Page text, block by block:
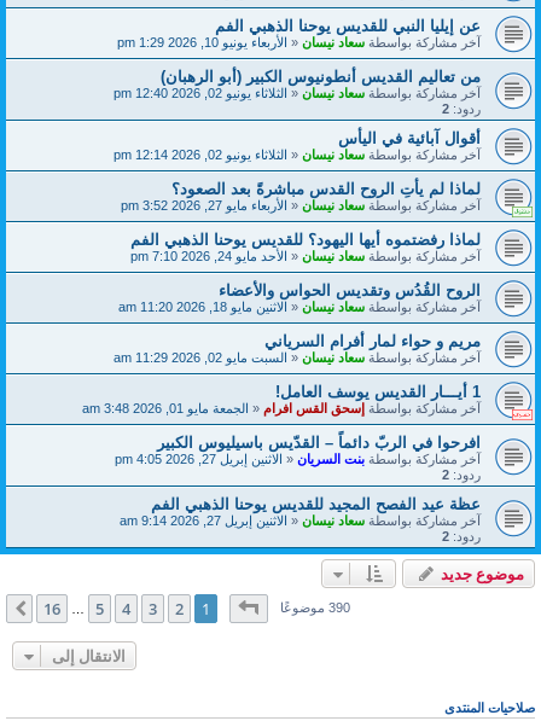
عن إيليا النبي للقديس يوحنا الذهبي الفم
آخر مشاركة بواسطةسعاد نيسان«الأربعاء يونيو 10, 2026 1:29 pm
من تعاليم القديس أنطونيوس الكبير (أبو الرهبان)
آخر مشاركة بواسطةسعاد نيسان«الثلاثاء يونيو 02, 2026 12:40 pm
ردود: 2
أقوال آبائية في اليأس
آخر مشاركة بواسطةسعاد نيسان«الثلاثاء يونيو 02, 2026 12:14 pm
لماذا لم يأتِ الروح القدس مباشرةً بعد الصعود؟
آخر مشاركة بواسطةسعاد نيسان«الأربعاء مايو 27, 2026 3:52 pm
لماذا رفضتموه أيها اليهود؟ للقديس يوحنا الذهبي الفم
آخر مشاركة بواسطةسعاد نيسان«الأحد مايو 24, 2026 7:10 pm
الروح القُدُس وتقديس الحواس والأعضاء
آخر مشاركة بواسطةسعاد نيسان«الاثنين مايو 18, 2026 11:20 am
مريم و حواء لمار أفرام السرياني
آخر مشاركة بواسطةسعاد نيسان«السبت مايو 02, 2026 11:29 am
1 أيـــار القديس يوسف العامل!
آخر مشاركة بواسطةإسحق القس افرام«الجمعة مايو 01, 2026 3:48 am
افرحوا في الربّ دائماً – القدّيس باسيليوس الكبير
آخر مشاركة بواسطةبنت السريان«الاثنين إبريل 27, 2026 4:05 pm
ردود: 2
عظة عيد الفصح المجيد للقديس يوحنا الذهبي الفم
آخر مشاركة بواسطةسعاد نيسان«الاثنين إبريل 27, 2026 9:14 am
ردود: 2
موضوع جديد
390 موضوعًاصفحة1من16
1
2
3
4
5
16 التالي
الانتقال إلى
صلاحيات المنتدى